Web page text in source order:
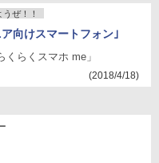
ぜ！！
向けスマートフォン｣
らくスマホ me」
(2018/4/18)